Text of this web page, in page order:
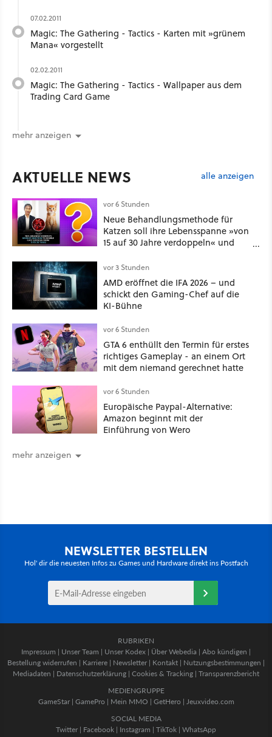
07.02.2011
Magic: The Gathering - Tactics - Karten mit »grünem
Mana« vorgestellt
02.02.2011
Magic: The Gathering - Tactics - Wallpaper aus dem
Trading Card Game
mehr anzeigen
AKTUELLE NEWS alle anzeigen
vor 6 Stunden
Neue Behandlungsmethode für
Katzen soll ihre Lebensspanne »von
15 auf 30 Jahre verdoppeln« und
kritisch damit auseinander
vor 3 Stunden
AMD eröffnet die IFA 2026 – und
schickt den Gaming-Chef auf die
KI-Bühne
vor 6 Stunden
GTA 6 enthüllt den Termin für erstes
richtiges Gameplay - an einem Ort
mit dem niemand gerechnet hatte
vor 6 Stunden
Europäische Paypal-Alternative:
Amazon beginnt mit der
Einführung von Wero
mehr anzeigen
NEWSLETTER BESTELLEN
Hol' dir die neuesten Infos zu Games und Hardware direkt ins Postfach
RUBRIKEN
Impressum | Unser Team | Unser Kodex | Über Webedia | Abo kündigen |
Bestellung widerrufen | Karriere | Newsletter | Kontakt | Nutzungsbestimmungen |
Mediadaten | Datenschutzerklärung | Cookies & Tracking | Transparenzbericht
MEDIENGRUPPE
GameStar| GamePro | Mein MMO | GetHero | Jeuxvideo.com
SOCIAL MEDIA
Twitter | Facebook | Instagram | TikTok | WhatsApp